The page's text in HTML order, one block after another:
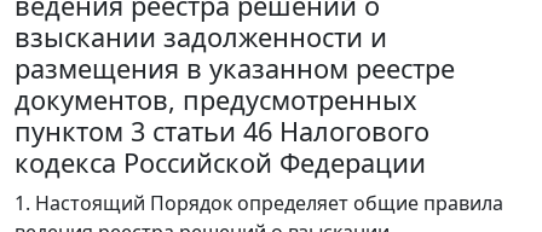
взыскании задолженности и
размещения в указанном реестре
документов, предусмотренных
пунктом 3 статьи 46 Налогового
кодекса Российской Федерации
1. Настоящий Порядок определяет общие правила